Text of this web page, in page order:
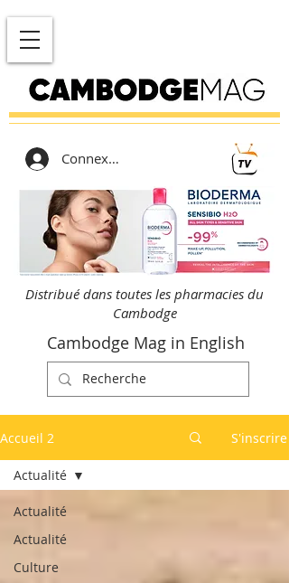
Connexion
Distribué dans toutes les pharmacies du
Cambodge
Cambodge Mag in English
Accueil 2 S'inscrire
Actualité
Actualité
Culture
Actualité